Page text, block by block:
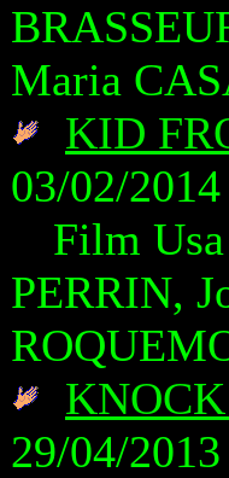
Maria
KID
03/02/
Film
PERRIN,
29/04/